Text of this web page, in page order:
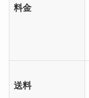
料金
送料